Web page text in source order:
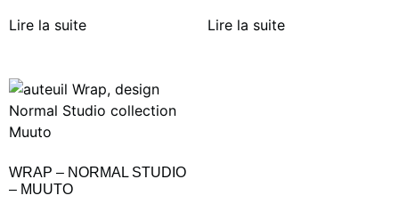
Lire la suite Lire la suite
WRAP – NORMAL STUDIO
– MUUTO